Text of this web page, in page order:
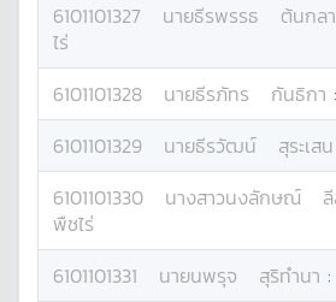
6101101327 นายธีรพรรธ ต้นกล
ไร่
6101101328 นายธีรภัทร กันธิกา :
6101101329
นายธีรวัฒน์ สุระเสน
6101101330
นางสาวนงลักษณ์
พืชไร่
6101101331 นายนพรุจ สุริทำนา :